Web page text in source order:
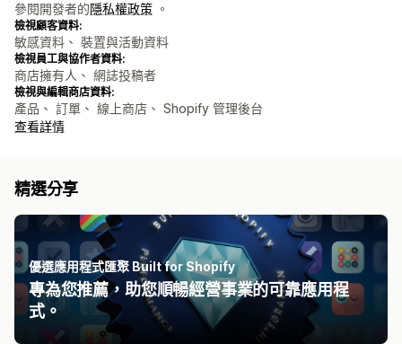
參閱開發者的隱私權政策 。
檢視顧客資料:
敏感資料、 裝置與活動資料
檢視員工與協作者資料:
商店擁有人、 網誌投稿者
檢視與編輯商店資料:
產品、 訂單、 線上商店、 Shopify 管理後台
查看詳情
精選分享
優選應用程式匯聚 Built for Shopify
專為您推薦，助您順暢經營事業的可靠應用程
式。